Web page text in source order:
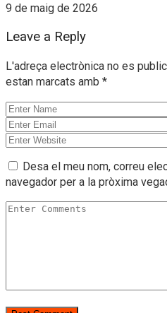
9 de maig de 2026
Leave a Reply
L'adreça electrònica no es
estan marcats amb *
Desa el meu nom, correu
navegador per a la pròxima